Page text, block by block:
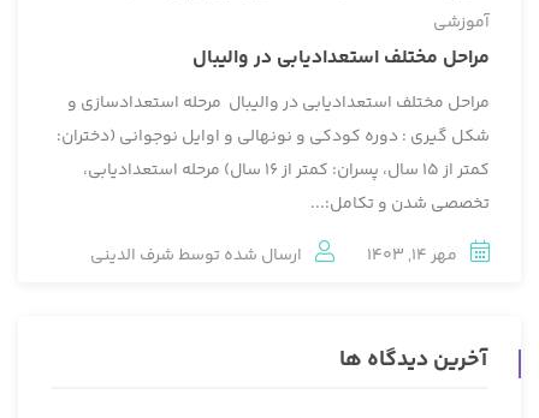
آموزشی
مراحل مختلف استعدادیابی در والیبال
مراحل مختلف استعدادیابی در والیبال مرحله استعدادسازی و
شکل گیری : دوره‏ کودکی و نونهالی و اوایل نوجوانی (دختران:
کمتر از 15 سال، پسران: کمتر از 16 سال) مرحله استعدادیابی،
تخصصی شدن و تکامل:...
مهر 14, 1403
ارسال شده توسط شرف الدینی
آخرین دیدگاه ها